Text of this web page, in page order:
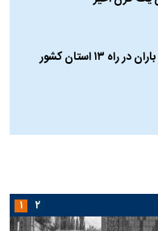
۱۳ استان کشور
۱ ۲